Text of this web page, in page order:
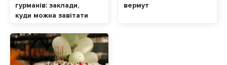
гурманів: заклади,
куди можна завітати
улюбленцем
вермут